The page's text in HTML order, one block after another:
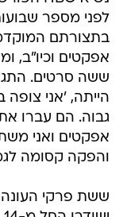
לפני מספר
בתצורתם
אפקטים וכיו"ב,
ששה סרטים.
הייתה, 'אני
גבוה. הם עברו
אפקטים ואני
והפקה קסומה
ששת פרקי